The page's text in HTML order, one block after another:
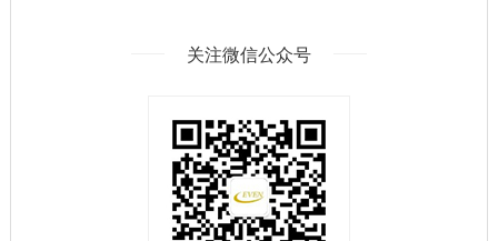
关注微信公众号